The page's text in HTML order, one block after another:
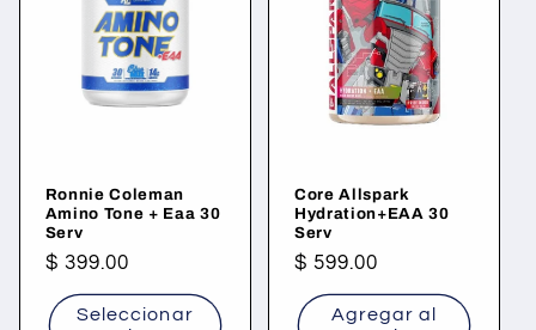
Ronnie Coleman
Amino Tone + Eaa 30
Serv
Precio
habitual
$ 399.00
Seleccionar
Core Allspark
Hydration+EAA 30
Serv
Precio
habitual
$ 599.00
Agregar al